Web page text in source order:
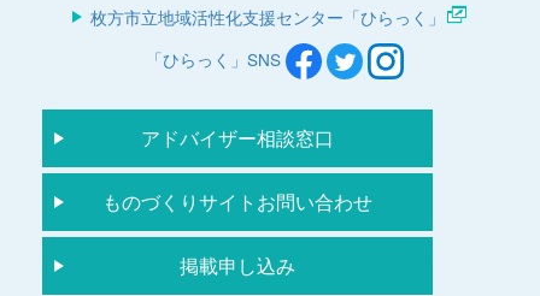
枚方市立地域活性化支援センター「ひらっく」
「ひらっく」SNS
アドバイザー相談窓口
ものづくりサイトお問い合わせ
掲載申し込み